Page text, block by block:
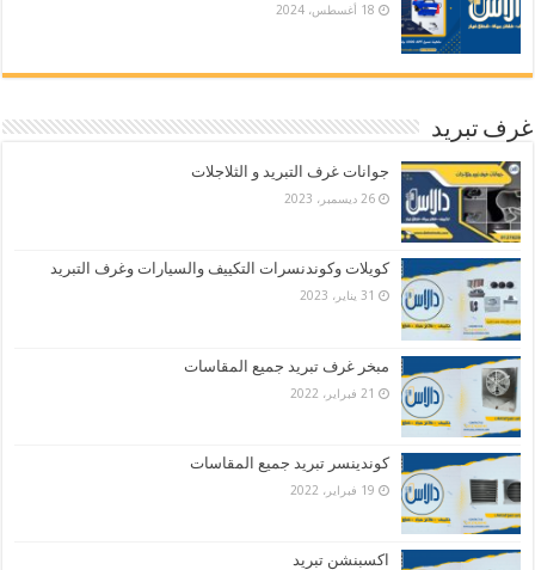
18 أغسطس، 2024
غرف تبريد
جوانات غرف التبريد و الثلاجلات
26 ديسمبر، 2023
كويلات وكوندنسرات التكييف والسيارات وغرف التبريد
31 يناير، 2023
مبخر غرف تبريد جميع المقاسات
21 فبراير، 2022
كوندينسر تبريد جميع المقاسات
19 فبراير، 2022
اكسبنشن تبريد